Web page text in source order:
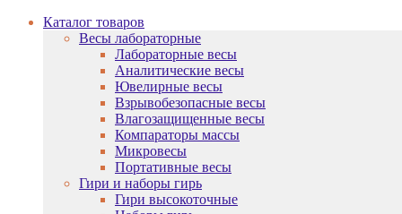
Каталог товаров
Весы лабораторные
Лабораторные весы
Аналитические весы
Ювелирные весы
Взрывобезопасные весы
Влагозащищенные весы
Компараторы массы
Микровесы
Портативные весы
Гири и наборы гирь
Гири высокоточные